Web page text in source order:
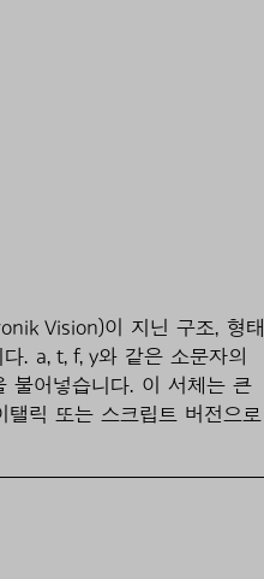
Vision)이 지닌 구조, 형태
. a, t, f, y와 같은 소문자의
불어넣습니다. 이 서체는 큰
릭 또는 스크립트 버전으로